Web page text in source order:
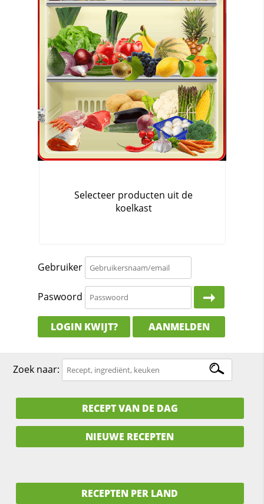
Gebruiker
Paswoord
LOGIN KWIJT? AANMELDEN
Zoek naar:
RECEPT VAN DE DAG
NIEUWE RECEPTEN
RECEPTEN PER LAND